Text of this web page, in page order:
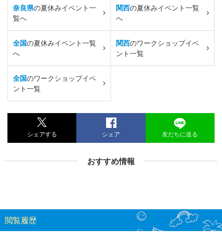
奈良県の夏休みイベント一
覧へ
関西の夏休みイベント一覧
へ
全国の夏休みイベント一覧
へ
関西のワークショップイベ
ント一覧
全国のワークショップイベ
ント一覧
シェアする シェア 友だちに送る
おすすめ情報
閲覧履歴